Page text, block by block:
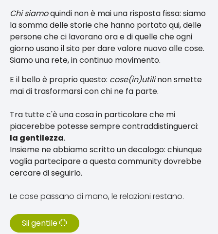
Chi siamoquindi non è mai una risposta fissa: siamo
la somma delle storie che hanno portato qui, delle
persone che ci lavorano ora e di quelle che ogni
giorno usano il sito per dare valore nuovo alle cose.
Siamo una rete, in continuo movimento.
E il bello è proprio questo: cose(in)utilinon smette
mai di trasformarsi con chi ne fa parte.
Tra tutte c'è una cosa in particolare che mi
piacerebbe potesse sempre contraddistinguerci:
la gentilezza.
Insieme ne abbiamo scritto un decalogo: chiunque
voglia partecipare a questa community dovrebbe
cercare di seguirlo.
Le cose passano di mano, le relazioni restano.
Sii gentile 💮